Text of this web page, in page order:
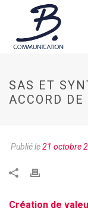
SAS ET
ACCORD
Publié le21 octobre
Création de